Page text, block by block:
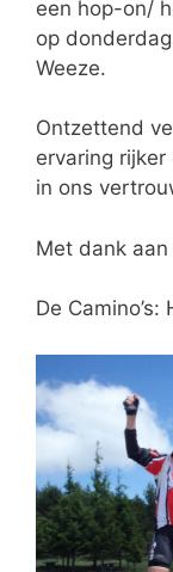
een hop-on/
op
Weeze.
Ontzettend
ervaring
in ons
Met dank
De